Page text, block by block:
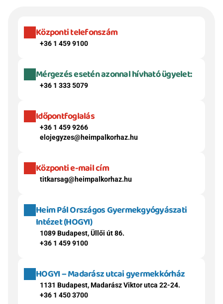
Központi telefonszám
+36 1 459 9100
Mérgezés esetén azonnal hívható ügyelet:
+36 1 333 5079
Időpontfoglalás
+36 1 459 9266
elojegyzes@heimpalkorhaz.hu
Központi e-mail cím
titkarsag@heimpalkorhaz.hu
Heim Pál Országos Gyermekgyógyászati
Intézet (HOGYI)
1089 Budapest, Üllői út 86.
+36 1 459 9100
HOGYI – Madarász utcai gyermekkórház
1131 Budapest, Madarász Viktor utca 22-24.
+36 1 450 3700